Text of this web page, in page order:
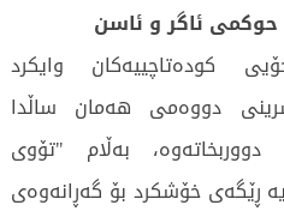
کودەتاچییەکان وایکرد
دووەمی هەمان ساڵدا
بەڵام "تۆوی
ڕێگەی خۆشکرد بۆ گەڕانەوەی